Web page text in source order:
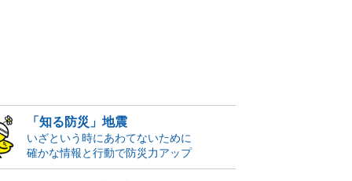
「知る防災」地震
いざという時にあわてないために
確かな情報と行動で防災力アップ